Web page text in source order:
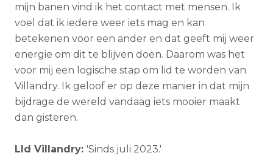
mijn banen vind ik het contact met mensen. Ik
voel dat ik iedere weer iets mag en kan
betekenen voor een ander en dat geeft mij weer
energie om dit te blijven doen. Daarom was het
voor mij een logische stap om lid te worden van
Villandry. Ik geloof er op deze manier in dat mijn
bijdrage de wereld vandaag iets mooier maakt
dan gisteren.
LId Villandry: 'Sinds juli 2023.'